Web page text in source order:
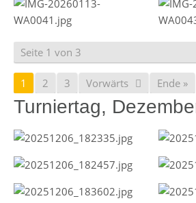
Seite 1 von 3
1 2 3 Vorwärts Ende »
Turniertag,